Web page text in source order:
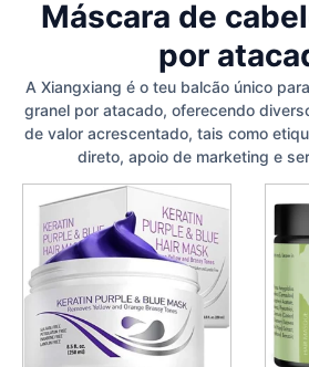
Máscara de
por
A Xiangxiang é o teu balcão único
granel por atacado, oferecendo
de valor acrescentado, tais como
direto, apoio de marketing e